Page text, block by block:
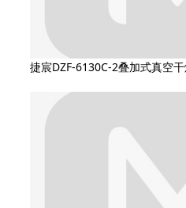
捷宸DZF-6130C-2叠加式真空干